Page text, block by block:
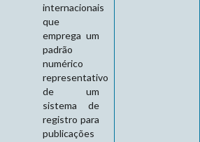
internacionais
que
emprega um
padrão
numérico
representativo
de um
sistema de
registro para
publicações